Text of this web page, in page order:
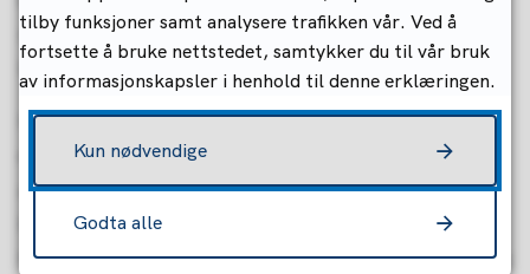
redusere usikkerhet og unngå unødvendige
kostnader senere i prosjektet.
Kontraktene inneholder også sentrale
mekanismer for å håndtere risiko. Det er blant
annet krav om at utslippstillatelsen skal oppfylles,
bestemmelser om dagmulkt ved forsinkelse, samt
tydelige regler for ansvar, feil og mangler. I tillegg
tilby funksjoner samt analysere trafikken vår. Ved å
fortsette å bruke nettstedet, samtykker du til vår bruk
av informasjonskapsler i henhold til denne erklæringen.
Kun nødvendige
Godta alle